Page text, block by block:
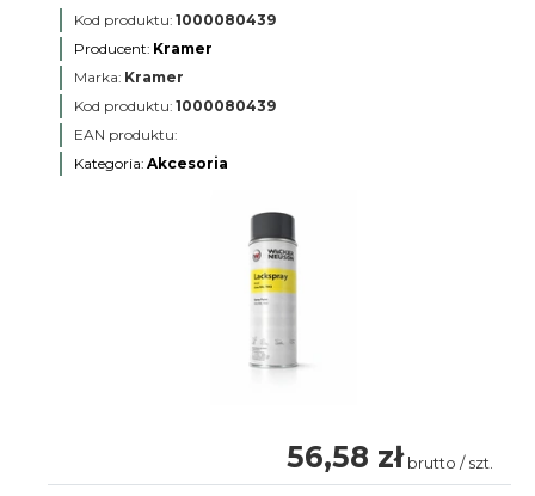
Kod produktu: 1000080439
Producent: Kramer
Marka: Kramer
Kod produktu: 1000080439
EAN produktu:
Kategoria: Akcesoria
56,58 zł brutto / szt.